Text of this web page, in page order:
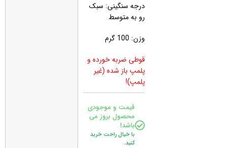
درجه سنگینی: سبک
رو به متوسط
وزن: 100 گرم
قوطی ضربه خورده و
پلمپ باز شده (غیر
پلمپ)!
قیمت و موجودی
محصول بروز می
باشد!
با خیال راحت خرید
کنید.